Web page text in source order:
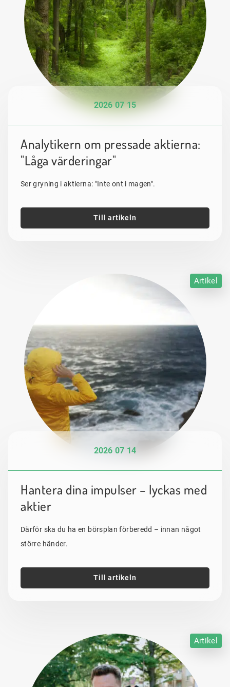
2026 07 15
Analytikern om pressade aktierna:
"Låga värderingar"
Ser gryning i aktierna: "Inte ont i magen".
Till artikeln
Artikel
2026 07 14
Hantera dina impulser – lyckas med
aktier
Därför ska du ha en börsplan förberedd – innan något
större händer.
Till artikeln
Artikel